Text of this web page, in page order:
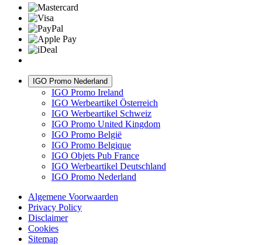
IGO Promo Nederland
IGO Promo Ireland
IGO Werbeartikel Österreich
IGO Werbeartikel Schweiz
IGO Promo United Kingdom
IGO Promo België
IGO Promo Belgique
IGO Objets Pub France
IGO Werbeartikel Deutschland
IGO Promo Nederland
Algemene Voorwaarden
Privacy Policy
Disclaimer
Cookies
Sitemap